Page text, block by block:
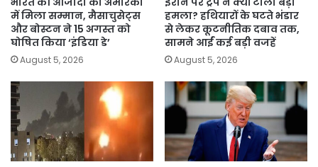
में मिला सम्मान, मैसाचुसेट्स
और बोस्टन ने 15 अगस्त को
घोषित किया ‘इंडिया डे’
August 5, 2026
हमला? हथियारों के घटते भंडार
से लेकर कूटनीतिक दबाव तक,
सामने आईं कई बड़ी वजहें
August 5, 2026